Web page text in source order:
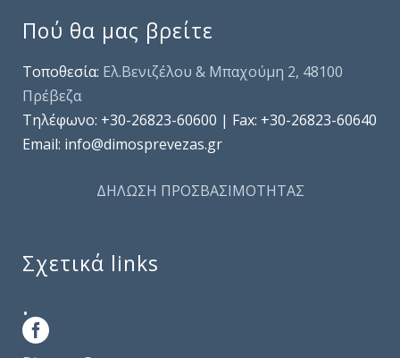
Πού θα μας βρείτε
Τοποθεσία: Ελ.Βενιζέλου & Μπαχούμη 2, 48100
Πρέβεζα
Τηλέφωνo: +30-26823-60600 | Fax: +30-26823-60640
Email: info@dimosprevezas.gr
ΔΗΛΩΣΗ ΠΡΟΣΒΑΣΙΜΟΤΗΤΑΣ
Σχετικά links
.